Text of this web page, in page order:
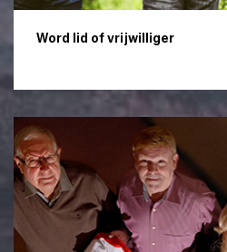
Word lid of vrijwilliger